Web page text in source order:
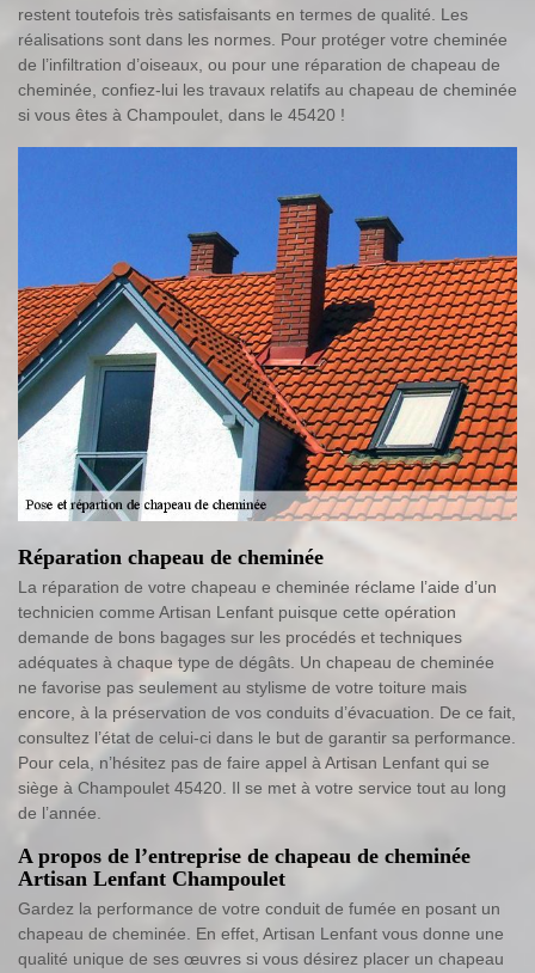
restent toutefois très satisfaisants en termes de qualité. Les
réalisations sont dans les normes. Pour protéger votre cheminée
de l’infiltration d’oiseaux, ou pour une réparation de chapeau de
cheminée, confiez-lui les travaux relatifs au chapeau de cheminée
si vous êtes à Champoulet, dans le 45420 !
Réparation chapeau de cheminée
La réparation de votre chapeau e cheminée réclame l’aide d’un
technicien comme Artisan Lenfant puisque cette opération
demande de bons bagages sur les procédés et techniques
adéquates à chaque type de dégâts. Un chapeau de cheminée
ne favorise pas seulement au stylisme de votre toiture mais
encore, à la préservation de vos conduits d’évacuation. De ce fait,
consultez l’état de celui-ci dans le but de garantir sa performance.
Pour cela, n’hésitez pas de faire appel à Artisan Lenfant qui se
siège à Champoulet 45420. Il se met à votre service tout au long
de l’année.
A propos de l’entreprise de chapeau de cheminée
Artisan Lenfant Champoulet
Gardez la performance de votre conduit de fumée en posant un
chapeau de cheminée. En effet, Artisan Lenfant vous donne une
qualité unique de ses œuvres si vous désirez placer un chapeau